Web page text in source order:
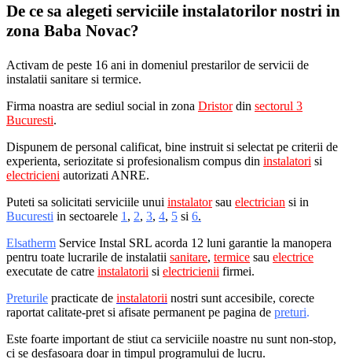
De ce sa alegeti serviciile instalatorilor nostri in
zona Baba Novac?
Activam de peste 16 ani in domeniul prestarilor de servicii de
instalatii sanitare si termice.
Firma noastra are sediul social in zona Dristordin sectorul 3
Bucuresti.
Dispunem de personal calificat, bine instruit si selectat pe criterii de
experienta, seriozitate si profesionalism compus din instalatori si
electricieni autorizati ANRE.
Puteti sa solicitati serviciile unui instalatorsau electrician si in
Bucuresti in sectoarele 1 , 2, 3, 4, 5 si 6.
Elsatherm Service Instal SRL acorda 12 luni garantie la manopera
pentru toate lucrarile de instalatii sanitare, termice sau electrice
executate de catre instalatorii si electricienii firmei.
Preturile practicate de instalatorii nostri sunt accesibile, corecte
raportat calitate-pret si afisate permanent pe pagina de preturi.
Este foarte important de stiut ca serviciile noastre nu sunt non-stop,
ci se desfasoara doar in timpul programului de lucru.